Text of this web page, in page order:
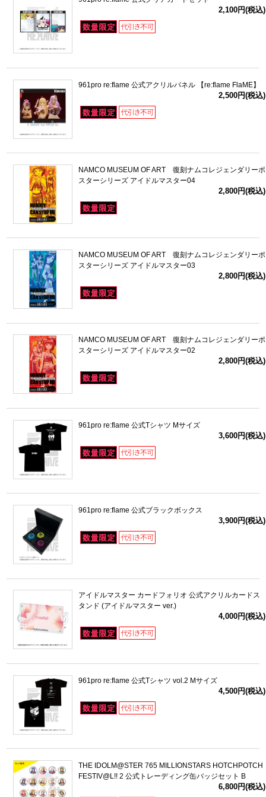
2,100円(税込)
961pro re:flame 公式アクリルパネル 【re:flame FlaME】
2,500円(税込)
NAMCO MUSEUM OF ART 復刻ナムコレジェンダリーポ
スターシリーズ アイドルマスター04
2,800円(税込)
NAMCO MUSEUM OF ART 復刻ナムコレジェンダリーポ
スターシリーズ アイドルマスター03
2,800円(税込)
NAMCO MUSEUM OF ART 復刻ナムコレジェンダリーポ
スターシリーズ アイドルマスター02
2,800円(税込)
961pro re:flame 公式Tシャツ Mサイズ
3,600円(税込)
961pro re:flame 公式ブラックボックス
3,900円(税込)
アイドルマスター カードフォリオ 公式アクリルカードス
タンド (アイドルマスター ver.)
4,000円(税込)
961pro re:flame 公式Tシャツ vol.2 Mサイズ
4,500円(税込)
THE IDOLM@STER 765 MILLIONSTARS HOTCHPOTCH
FESTIV@L!! 2 公式トレーディング缶バッジセット B
6,800円(税込)